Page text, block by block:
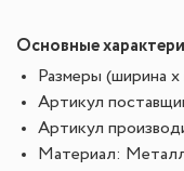
Основные
Размеры (ширина х
Артикул
Артикул
Материал: